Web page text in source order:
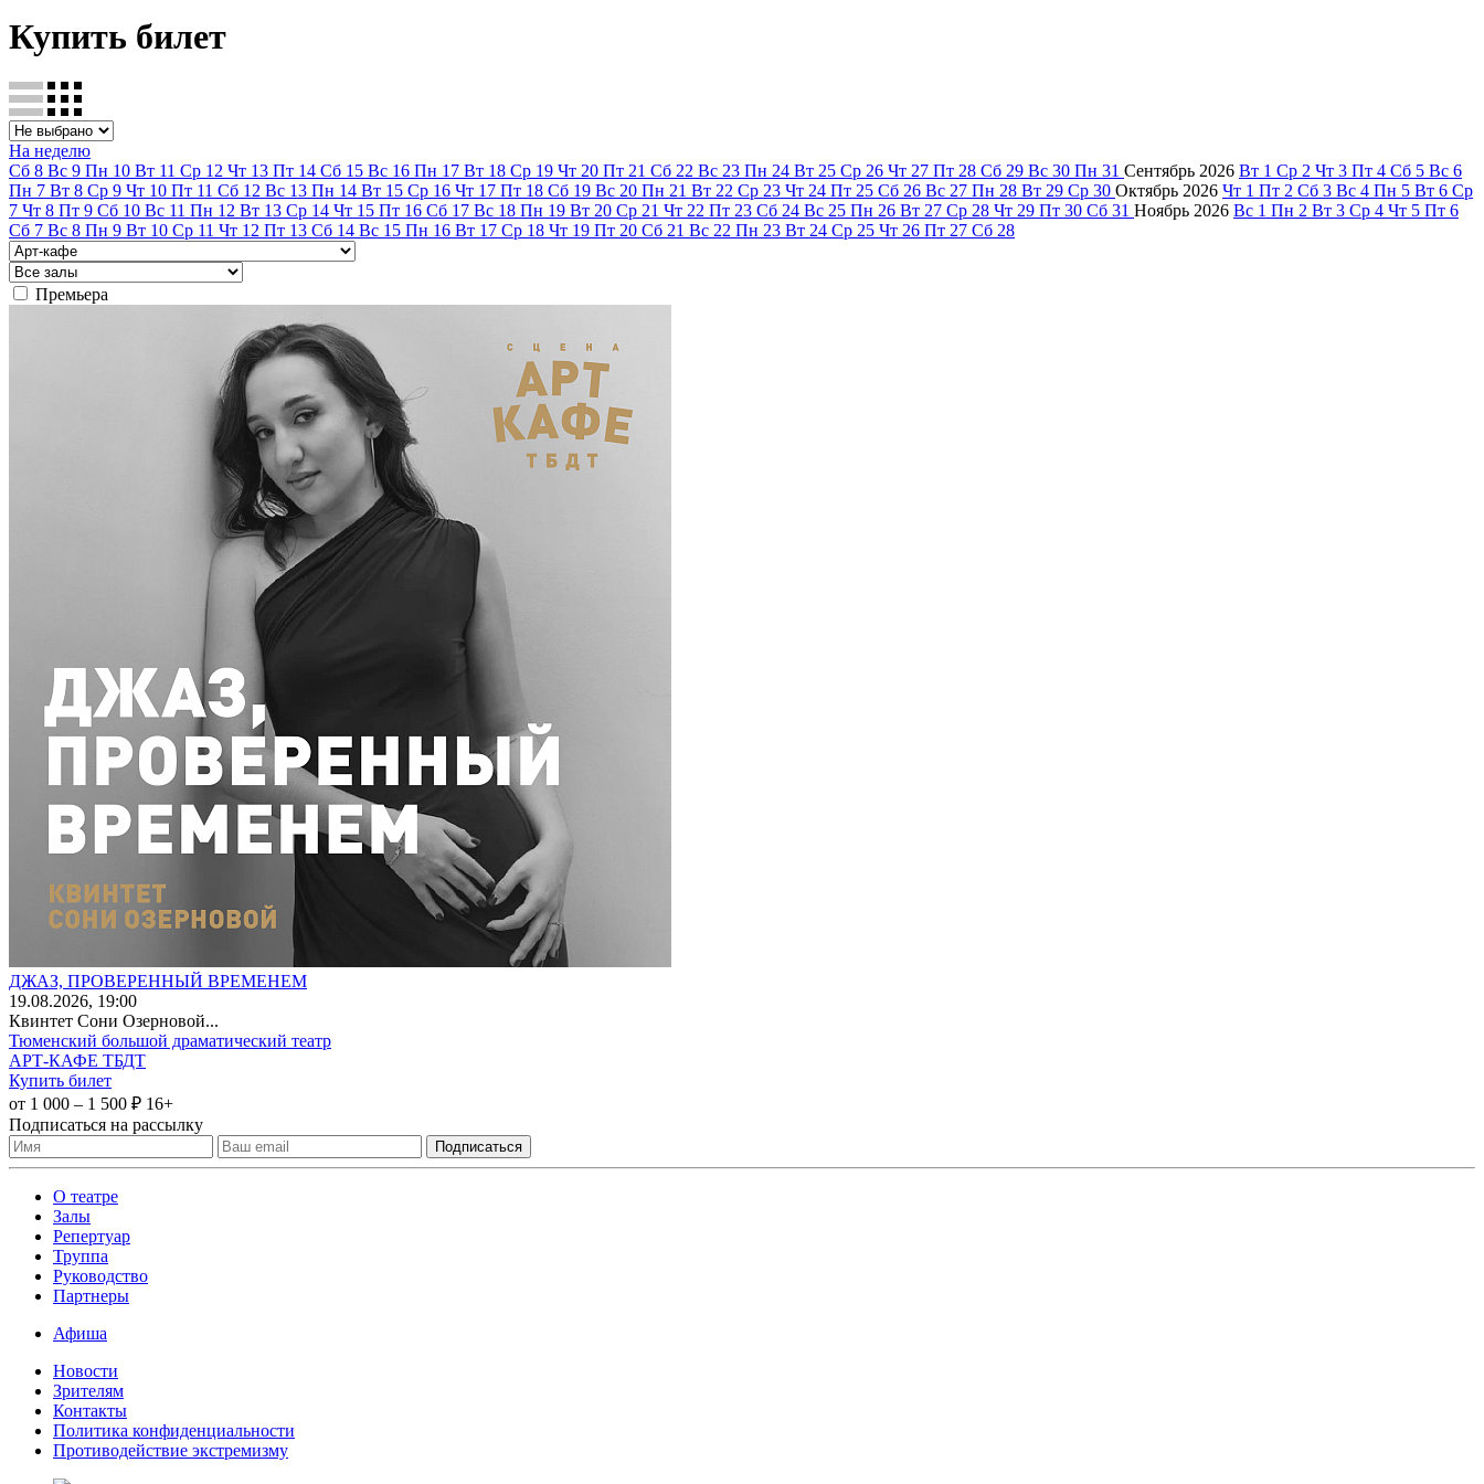
Купить билет
На неделю
Сб 8 Вс 9 Пн 10 Вт 11 Ср 12 Чт 13 Пт 14 Сб 15 Вс 16 Пн 17 Вт 18 Ср 19 Чт 20 Пт 21 Сб 22 Вс 23 Пн 24 Вт 25 Ср 26 Чт 27 Пт 28 Сб 29 Вс 30 Пн 31 Сентябрь 2026 Вт 1 Ср 2 Чт 3 Пт 4 Сб 5 Вс 6
Пн 7 Вт 8 Ср 9 Чт 10 Пт 11 Сб 12 Вс 13 Пн 14 Вт 15 Ср 16 Чт 17 Пт 18 Сб 19 Вс 20 Пн 21 Вт 22 Ср 23 Чт 24 Пт 25 Сб 26 Вс 27 Пн 28 Вт 29 Ср 30 Октябрь 2026 Чт 1 Пт 2 Сб 3 Вс 4 Пн 5 Вт 6 Ср
7 Чт 8 Пт 9 Сб 10 Вс 11 Пн 12 Вт 13 Ср 14 Чт 15 Пт 16 Сб 17 Вс 18 Пн 19 Вт 20 Ср 21 Чт 22 Пт 23 Сб 24 Вс 25 Пн 26 Вт 27 Ср 28 Чт 29 Пт 30 Сб 31 Ноябрь 2026 Вс 1 Пн 2 Вт 3 Ср 4 Чт 5 Пт 6
Сб 7 Вс 8 Пн 9 Вт 10 Ср 11 Чт 12 Пт 13 Сб 14 Вс 15 Пн 16 Вт 17 Ср 18 Чт 19 Пт 20 Сб 21 Вс 22 Пн 23 Вт 24 Ср 25 Чт 26 Пт 27 Сб 28
Премьера
ДЖАЗ, ПРОВЕРЕННЫЙ ВРЕМЕНЕМ
19.08.2026, 19:00
Квинтет Сони Озерновой...
Тюменский большой драматический театр
АРТ-КАФЕ ТБДТ
Купить билет
от 1 000 – 1 500 ₽ 16+
Подписаться на рассылку
О театре
Залы
Репертуар
Труппа
Руководство
Партнеры
Афиша
Новости
Зрителям
Контакты
Политика конфиденциальности
Противодействие экстремизму